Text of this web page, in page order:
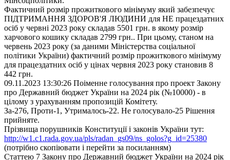
Фактичний розмір прожиткового мінімуму який забезпечує
ПІДТРИМАННЯ ЗДОРОВ'Я ЛЮДИНИ для НЕ працездатних
осіб у червні 2023 року складав 5501 грн. в якому розмір
харчового кошику складав 2799 грн.. При цьому, станом на
червень 2023 року (за даними Міністерства соціальної
політики України) фактичний розмір прожиткового мінімуму
для працездатних осіб у цінах червня 2023 року становив 8
442 грн.
09.11.2023 13:30:26 Поіменне голосування про проект Закону
про Державний бюджет України на 2024 рік (№10000) - в
цілому з урахуванням пропозицій Комітету.
За-276, Проти-1, Утрималось-22. Не голосувало-25 Рішення
прийняте.
Прізвища порушників Конституції і законів України тут:
http://w1.c1.rada.gov.ua/pls/radan_gs09/ns_golos?g_id=25380
(потрібно скопіювати і перейти за посиланням)
Статтею 7 Закону про Державний бюджет України на 2024 рік